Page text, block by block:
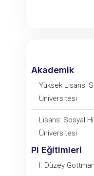
Akademik
Yüksek Lisans:
Üniversitesi
Lisans: Sosyal
Üniversitesi
PI Eğitimleri
I. Düzey